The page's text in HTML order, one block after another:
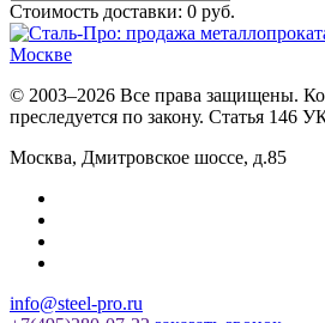
Стоимость доставки: 0 руб.
© 2003–2026 Все права защищены.
преследуется по закону. Статья 146
Москва, Дмитровское шоссе, д.85
info@steel-pro.ru